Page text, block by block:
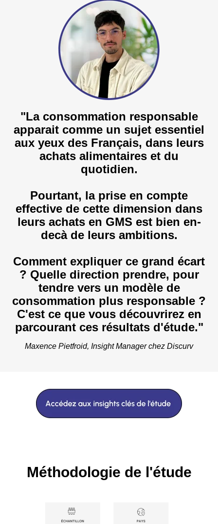
"La consommation responsable
apparait comme un sujet essentiel
aux yeux des Français, dans leurs
achats alimentaires et du
quotidien.
Pourtant, la prise en compte
effective de cette dimension dans
leurs achats en GMS est bien en-
decà de leurs ambitions.
Comment expliquer ce grand écart
? Quelle direction prendre, pour
tendre vers un modèle de
consommation plus responsable ?
C'est ce que vous découvrirez en
parcourant ces résultats d'étude."
Maxence Pietfroid, Insight Manager chez Discurv
Méthodologie de l'étude